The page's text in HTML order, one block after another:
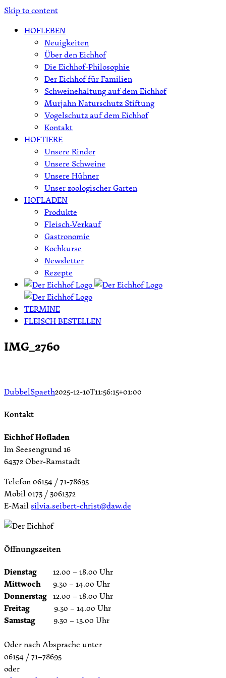
Skip to content
HOFLEBEN
Neuigkeiten
Über den Eichhof
Die Eichhof-Philosophie
Der Eichhof für Familien
Schweinehaltung auf dem Eichhof
Murjahn Naturschutz Stiftung
Vogelschutz auf dem Eichhof
Kontakt
HOFTIERE
Unsere Rinder
Unsere Schweine
Unsere Hühner
Unser zoologischer Garten
HOFLADEN
Produkte
Fleisch-Verkauf
Gastronomie
Kochkurse
Newsletter
Rezepte
TERMINE
FLEISCH BESTELLEN
IMG_2760
DubbelSpaeth2025-12-10T11:56:15+01:00
Kontakt
Eichhof Hofladen
Im Seesengrund 16
64372 Ober-Ramstadt
Telefon 06154 / 71-78695
Mobil 0173 / 3061372
E-Mailsilvia.seibert-christ@daw.de
Öffnungszeiten
Dienstag 12.00 – 18.00 Uhr
Mittwoch 9.30 – 14.00 Uhr
Donnerstag 12.00 – 18.00 Uhr
Freitag 9.30 – 14.00 Uhr
Samstag 9.30 – 13.00 Uhr
Oder nach Absprache unter
06154 / 71–78695
oder